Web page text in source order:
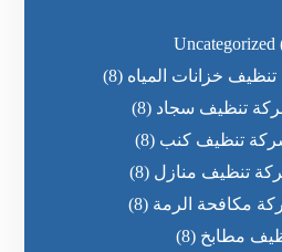
Uncategorized
خزانات المياه (8)
تنظيف سجاد (8)
تنظيف كنب (8)
تنظيف منازل (8)
مكافحة الرمة (8)
مطابخ (8)